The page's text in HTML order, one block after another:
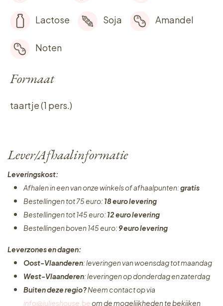
Lactose Soja Amandel
Noten
Formaat
taartje (1 pers.)
Lever/Afhaalinformatie
Leveringskost:
Afhalen in een van onze winkels of afhaalpunten:gratis
Bestellingen tot 75 euro: 18 euro levering
Bestellingen tot 145 euro: 12 euro levering
Bestellingen boven 145 euro: 9 euro levering
Leverzones en dagen:
Oost-Vlaanderen: leveringen van woensdag tot maandag
West-Vlaanderen: leveringen op donderdag en zaterdag
Buiten deze regio?Neem contact op via
info@julieshouse.beom de mogelijkheden te bekijken